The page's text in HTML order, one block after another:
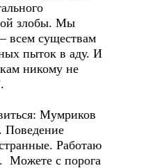
злобы. Мы
всем существам
пыток в аду. И
никому не
Мумриков
Поведение
Работаю
Можете с порога